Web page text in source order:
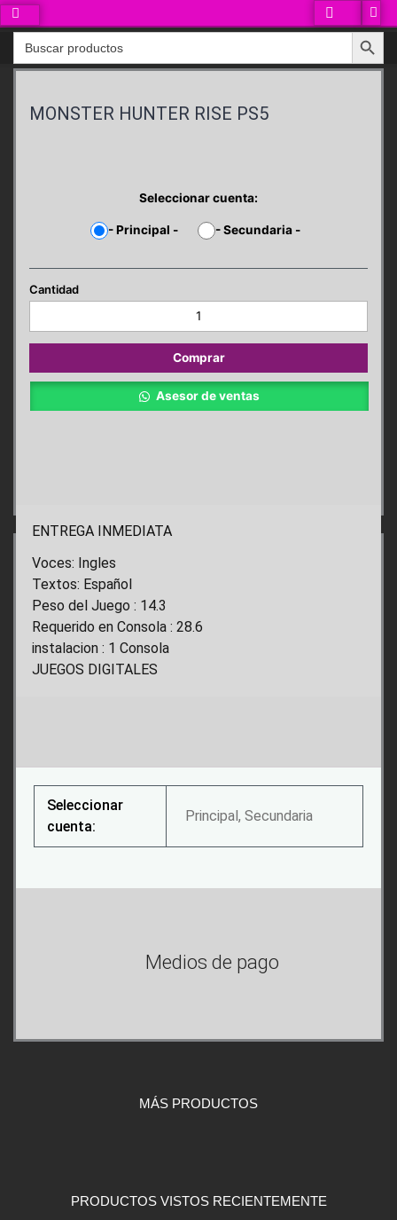
Ir
al
contenido
Search
for:
Search Button
MONSTER HUNTER RISE PS5
Seleccionar cuenta:
-Principal - -Secundaria-
MONSTER
RISE
cantidad
Comprar
Asesor de ventas
ENTREGA INMEDIATA
Voces: Ingles
Textos: Español
Peso del Juego : 14.3
Requerido en Consola : 28.6
instalacion : 1 Consola
JUEGOS DIGITALES
Seleccionar
cuenta:
Principal, Secundaria
Medios de pago
MÁS PRODUCTOS
PRODUCTOS VISTOS RECIENTEMENTE